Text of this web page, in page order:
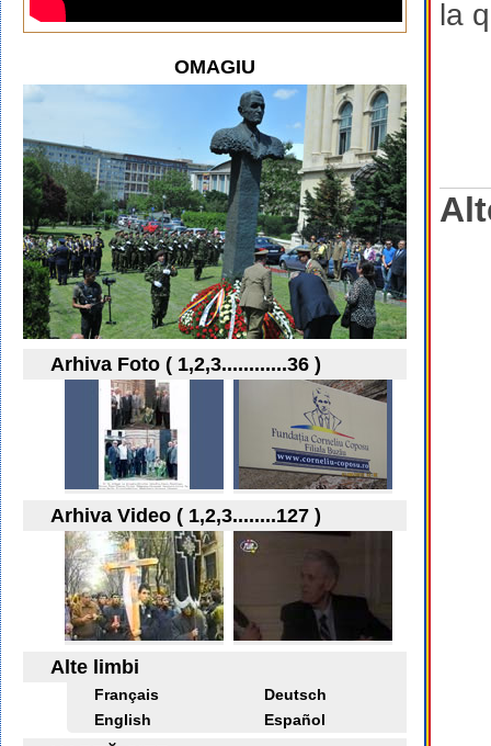
la
OMAGIU
Arhiva Foto ( 1,2,3............36 )
Arhiva Video ( 1,2,3........127 )
Alte limbi
Français
Deutsch
English
Español